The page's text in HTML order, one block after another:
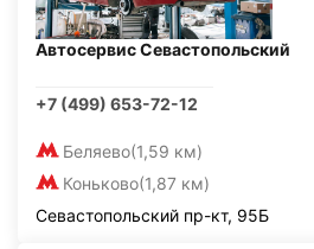
Автосервис Севастопольский
+7 (499) 653-72-12
Беляево(1,59 км)
Коньково(1,87 км)
Севастопольский пр-кт, 95Б